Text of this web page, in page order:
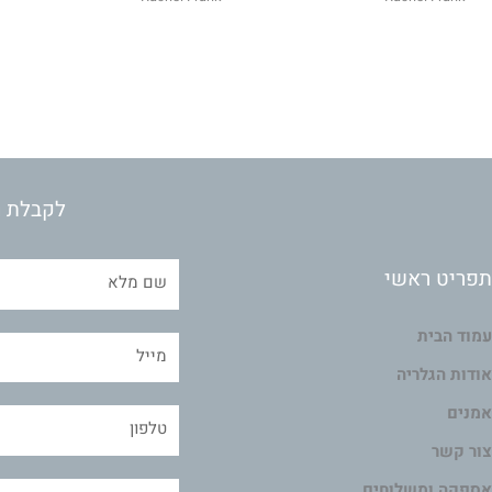
תפריט ראשי
עמוד הבית
אודות הגלריה
אמנים
צור קשר
לקבלת